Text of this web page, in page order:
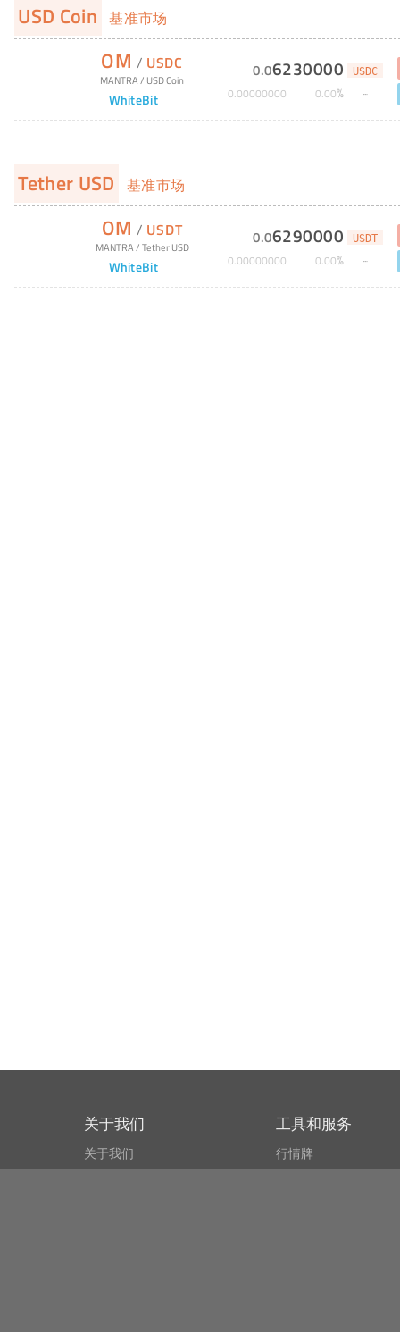
USD Coin 基准市场
OM / USDC
MANTRA/ USD Coin
WhiteBit
0.06230000 USDC
0.00000000 0.00%
Tether USD 基准市场
OM / USDT
MANTRA/Tether USD
WhiteBit
0.06290000 USDT
0.00000000 0.00%
关于我们
关于我们
什么叫CSPA?
工具和服务
行情牌
比特币 显示器